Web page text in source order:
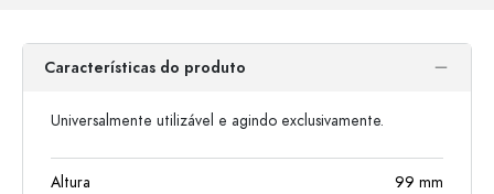
Características do produto
Universalmente utilizável e agindo exclusivamente.
Altura 99 mm